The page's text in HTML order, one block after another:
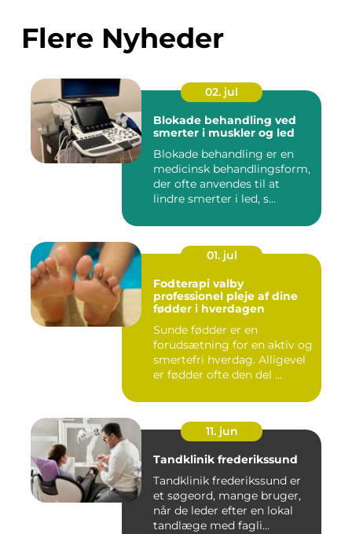
Flere Nyheder
02. jul
Blokade behandling ved
smerter i muskler og led
Blokade behandling er en
medicinsk behandlingsform,
der ofte anvendes til at
lindre smerter i led, s...
01. jul
Fodterapi valby
professionel pleje af dine
fødder i hverdagen
Sunde fødder er en
forudsætning for en aktiv og
smertefri hverdag. Alligevel
er fødder ofte den del ...
11. jun
Tandklinik frederikssund
Tandklinik frederikssund er
et søgeord, mange bruger,
når de leder efter en lokal
tandlæge med fagli...